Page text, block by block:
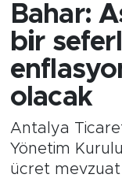
Bahar:
bir
olacak
Antalya
Yönetim
ücret mevzuat
Gündem
İlçeler
Kültür-
Magazin
Özel Haber
Tüm
Son
Haber Arşivi